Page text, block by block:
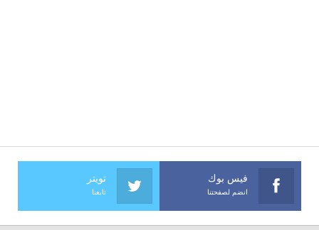
فيس بوك
انضم لصفحتنا
تويتر
تابعنا